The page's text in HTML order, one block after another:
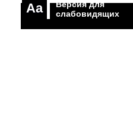
Aa
Версия для
слабовидящих